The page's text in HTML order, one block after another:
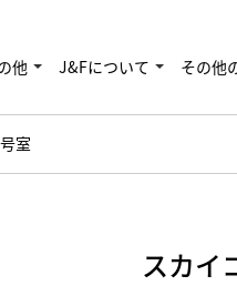
他 J&Fについて その他
室
スカイ